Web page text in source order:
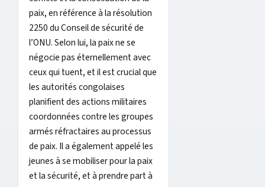
paix, en référence à la résolution
2250 du Conseil de sécurité de
l’ONU. Selon lui, la paix ne se
négocie pas éternellement avec
ceux qui tuent, et il est crucial que
les autorités congolaises
planifient des actions militaires
coordonnées contre les groupes
armés réfractaires au processus
de paix. Il a également appelé les
jeunes à se mobiliser pour la paix
et la sécurité, et à prendre part à